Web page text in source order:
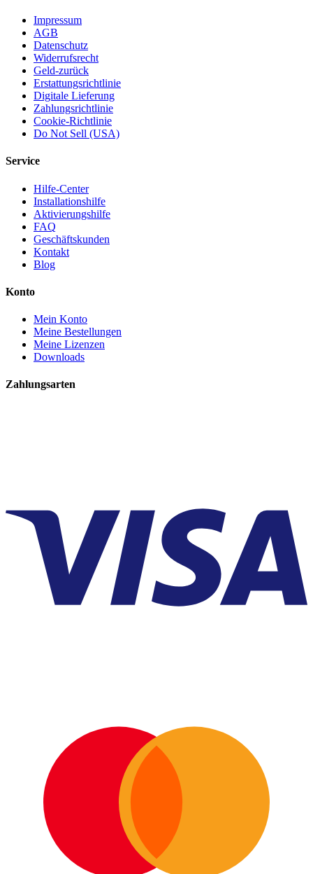
Impressum
AGB
Datenschutz
Widerrufsrecht
Geld-zurück
Erstattungsrichtlinie
Digitale Lieferung
Zahlungsrichtlinie
Cookie-Richtlinie
Do Not Sell (USA)
Service
Hilfe-Center
Installationshilfe
Aktivierungshilfe
FAQ
Geschäftskunden
Kontakt
Blog
Konto
Mein Konto
Meine Bestellungen
Meine Lizenzen
Downloads
Zahlungsarten